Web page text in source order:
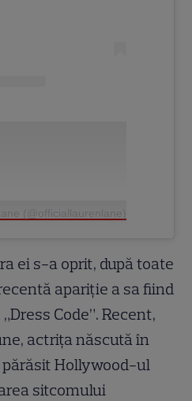
(@officiallaurenlane)
ei s-a oprit, după toate
apariție a sa fiind
Code”. Recent,
actrița născută în
părăsit Hollywood-ul
sitcomului